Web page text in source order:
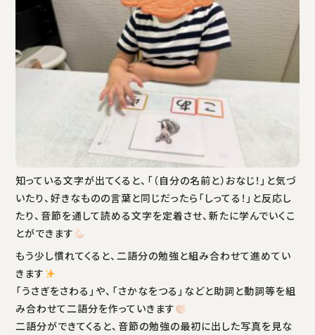
知っている文字が出てくると、「（自分の名前と）おなじ！」と気づ
いたり、好きなものの言葉と同じだったら「しってる！」と反応し
たり、音節を通して読める文字を定着させ、新たに学んでいくこ
とができます
もう少し慣れてくると、二語分の勉強と組み合わせて進めてい
きます
「うさぎをさわる」や、「さかなをつる」などと助詞と動詞等を組
み合わせて二語分を作っていきます
二語分ができてくると、音節の勉強の最初に出した写真を見な